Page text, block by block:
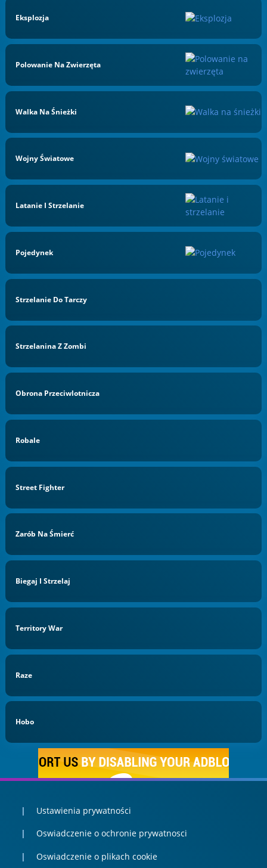
Eksplozja
Polowanie Na Zwierzęta
Walka Na Śnieżki
Wojny Światowe
Latanie I Strzelanie
Pojedynek
Strzelanie Do Tarczy
Strzelanina Z Zombi
Obrona Przeciwlotnicza
Robale
Street Fighter
Zarób Na Śmierć
Biegaj I Strzelaj
Territory War
Raze
Hobo
Ustawienia prywatności
Oswiadczenie o ochronie prywatnosci
Oswiadczenie o plikach cookie